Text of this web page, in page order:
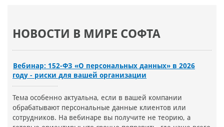
НОВОСТИ В МИРЕ СОФТА
Вебинар: 152-ФЗ «О персональных данных» в 2026
году - риски для вашей организации
Тема особенно актуальна, если в вашей компании
обрабатывают персональные данные клиентов или
сотрудников. На вебинаре вы получите не теорию, а